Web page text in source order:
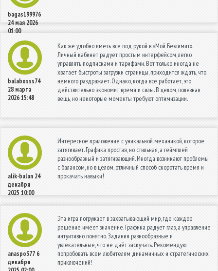
bagas199976
24 мая 2026
01:00
balabosss74
28 марта
2026 15:48
Как же удобно иметь все под рукой в «Мой Безлимит».
Личный кабинет радует простым интерфейсом, легко
управлять подписками и тарифами. Вот только иногда не
хватает быстроты загрузки страницы, приходится ждать, что
немного раздражает. Однако, когда все работает, это
действительно экономит время и силы. В целом, полезная
вещь, но некоторые моменты требуют оптимизации.
alik-balan 24
декабря
2025 10:00
Интересное приложение с уникальной механикой, которое
затягивает. Графика простая, но стильная, а геймплей
разнообразный и затягивающий. Иногда возникают проблемы
с балансом, но в целом, отличный способ скоротать время и
прокачать навыки!
anaspo377 6
декабря
Эта игра погружает в захватывающий мир, где каждое
решение имеет значение. Графика радует глаз, а управление
интуитивно понятно. Задания разнообразные и
увлекательные, что не даёт заскучать. Рекомендую
попробовать всем любителям динамичных и стратегических
приключений!